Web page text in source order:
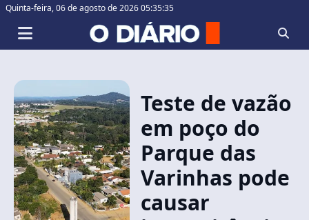
Quinta-feira,06 de agosto de 2026 05:35:35
Teste de vazão
em poço do
Parque das
Varinhas pode
causar